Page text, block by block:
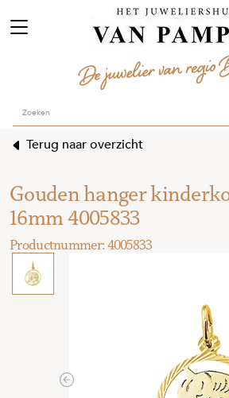
Terug naar overzicht
Gouden hanger
16mm 4005833
Previous